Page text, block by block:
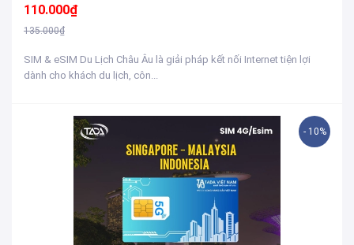
110.000₫
135.000₫
SIM & eSIM Du Lịch Châu Âu là giải pháp kết nối Internet tiện lợi
dành cho khách du lịch, côn...
- 10%